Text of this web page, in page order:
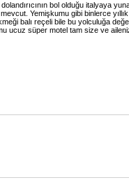
bol olduğu italyaya
Yemişkumu gibi binlerce
balı reçeli bile bu yolculuğa
ucuz süper motel tam size ve